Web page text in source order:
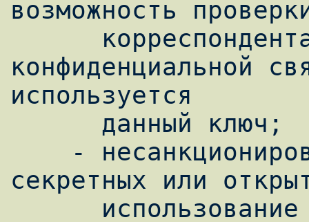
возможность
конфиденциальной
используется
секретных или